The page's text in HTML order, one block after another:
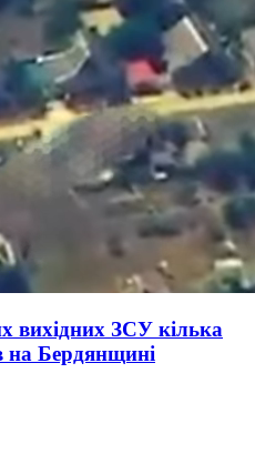
вихідних ЗСУ кілька
на Бердянщині